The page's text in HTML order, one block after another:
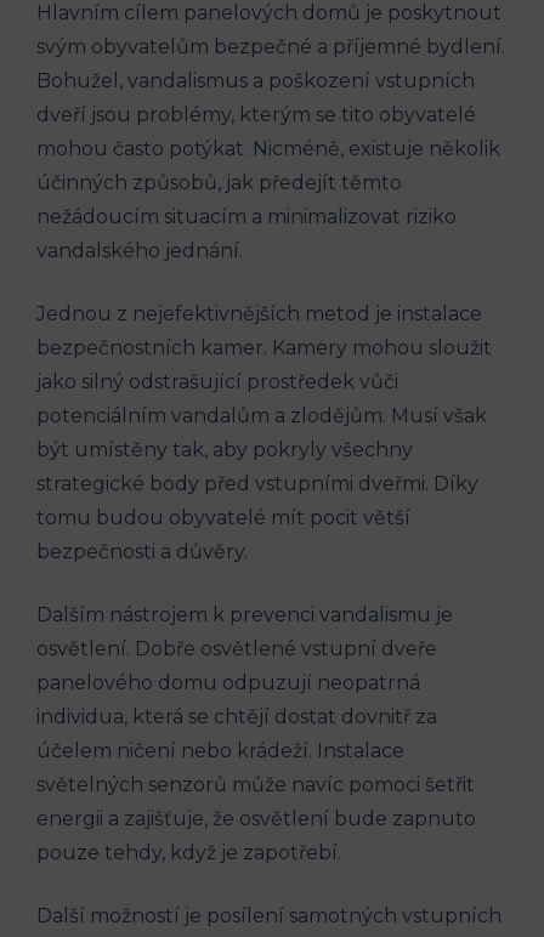
Hlavním cílem panelových domů je poskytnout
svým obyvatelům bezpečné a příjemné bydlení.
Bohužel, vandalismus a poškození vstupních
dveří jsou problémy, kterým se tito obyvatelé
mohou často potýkat. Nicméně, existuje několik
účinných způsobů, jak předejít těmto
nežádoucím situacím a minimalizovat riziko
vandalského jednání.
Jednou z nejefektivnějších metod je instalace
bezpečnostních kamer. Kamery mohou sloužit
jako silný odstrašující prostředek vůči
potenciálním vandalům a zlodějům. Musí však
být umístěny tak, aby pokryly všechny
strategické body před vstupními dveřmi. Díky
tomu budou obyvatelé mít pocit větší
bezpečnosti a důvěry.
Dalším nástrojem k prevenci vandalismu je
osvětlení. Dobře osvětlené vstupní dveře
panelového domu odpuzují neopatrná
individua, která se chtějí dostat dovnitř za
účelem ničení nebo krádeží. Instalace
světelných senzorů může navíc pomoci šetřit
energii a zajišťuje, že osvětlení bude zapnuto
pouze tehdy, když je zapotřebí.
Další možností je posílení samotných vstupních